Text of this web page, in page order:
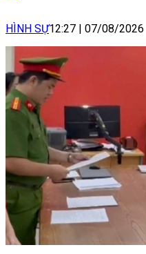
HÌNH SỰ12:27 | 07/08/2026